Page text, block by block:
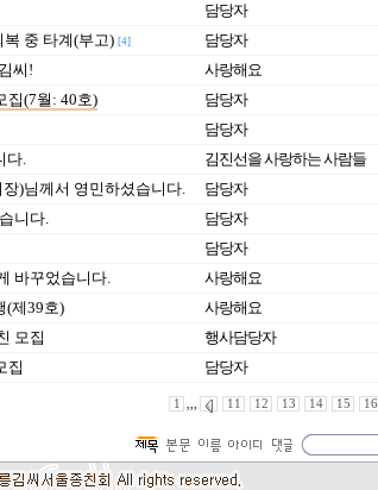
담당자
중 타계(부고) [4] 담당자
씨! 사랑해요
집(7월: 40호) 담당자
담당자
다. 김진선을 사랑하는 사람들
)님께서 영민하셨습니다. 담당자
니다. 담당자
담당자
바꾸었습니다. 사랑해요
(제39호) 사랑해요
모집 행사담당자
집 담당자
1 ,,, 11 12 13 14 15 16